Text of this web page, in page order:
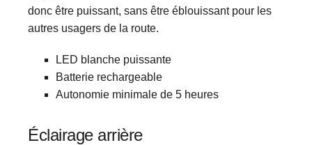
donc être puissant, sans être éblouissant pour les
autres usagers de la route.
LED blanche puissante
Batterie rechargeable
Autonomie minimale de 5 heures
Éclairage arrière